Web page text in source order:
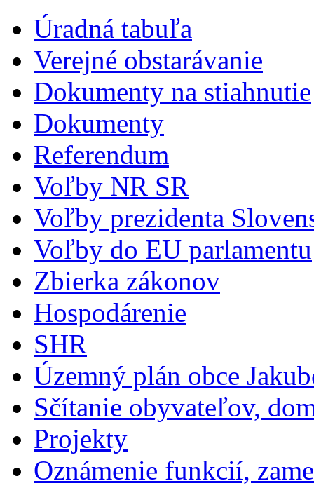
Úradná tabuľa
Verejné obstarávanie
Dokumenty na stiahnutie
Dokumenty
Referendum
Voľby NR SR
Voľby prezidenta
Voľby do EU parlamentu
Zbierka zákonov
Hospodárenie
SHR
Územný plán obce
Sčítanie obyvateľov,
Projekty
Oznámenie funkcií,